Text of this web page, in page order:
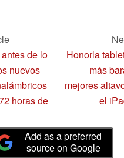
de lo
nuevos
horas de
Honorla
más
mejores
el
Add as a preferred
source on Google